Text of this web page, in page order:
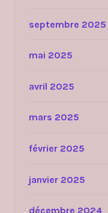
septembre 2025
mai 2025
avril 2025
mars 2025
février 2025
janvier 2025
décembre 2024